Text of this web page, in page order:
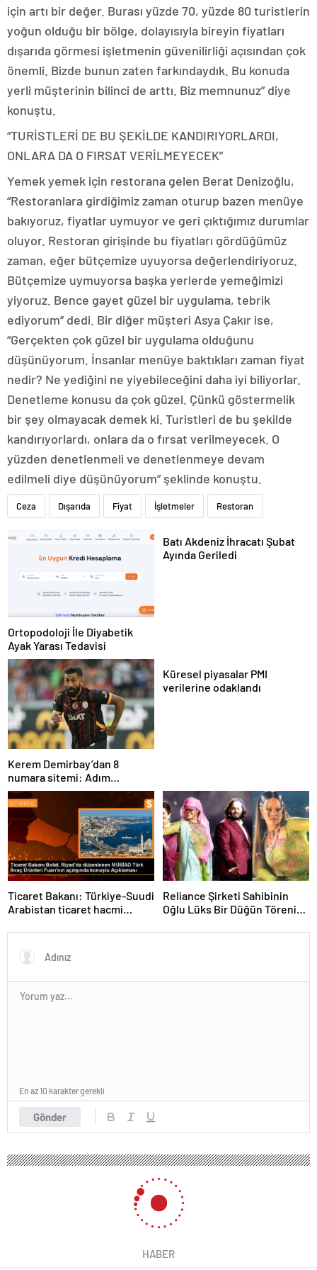
için artı bir değer. Burası yüzde 70, yüzde 80 turistlerin
yoğun olduğu bir bölge, dolayısıyla bireyin fiyatları
dışarıda görmesi işletmenin güvenilirliği açısından çok
önemli. Bizde bunun zaten farkındaydık. Bu konuda
yerli müşterinin bilinci de arttı. Biz memnunuz” diye
konuştu.
“TURİSTLERİ DE BU ŞEKİLDE KANDIRIYORLARDI,
ONLARA DA O FIRSAT VERİLMEYECEK”
Yemek yemek için restorana gelen Berat Denizoğlu,
“Restoranlara girdiğimiz zaman oturup bazen menüye
bakıyoruz, fiyatlar uymuyor ve geri çıktığımız durumlar
oluyor. Restoran girişinde bu fiyatları gördüğümüz
zaman, eğer bütçemize uyuyorsa değerlendiriyoruz.
Bütçemize uymuyorsa başka yerlerde yemeğimizi
yiyoruz. Bence gayet güzel bir uygulama, tebrik
ediyorum” dedi. Bir diğer müşteri Asya Çakır ise,
“Gerçekten çok güzel bir uygulama olduğunu
düşünüyorum. İnsanlar menüye baktıkları zaman fiyat
nedir? Ne yediğini ne yiyebileceğini daha iyi biliyorlar.
Denetleme konusu da çok güzel. Çünkü göstermelik
bir şey olmayacak demek ki. Turistleri de bu şekilde
kandırıyorlardı, onlara da o fırsat verilmeyecek. O
yüzden denetlenmeli ve denetlenmeye devam
edilmeli diye düşünüyorum” şeklinde konuştu.
Ceza Dışarıda Fiyat İşletmeler Restoran
Ortopodoloji İle Diyabetik
Ayak Yarası Tedavisi
Batı Akdeniz İhracatı Şubat
Ayında Geriledi
Kerem Demirbay’dan 8
numara sitemi: Adım
Kereminho olsaydı…
Küresel piyasalar PMI
verilerine odaklandı
Ticaret Bakanı: Türkiye-Suudi
Arabistan ticaret hacmi
Reliance Şirketi Sahibinin
Oğlu Lüks Bir Düğün Töreni
Gönder
En az 10 karakter gerekli
HABER